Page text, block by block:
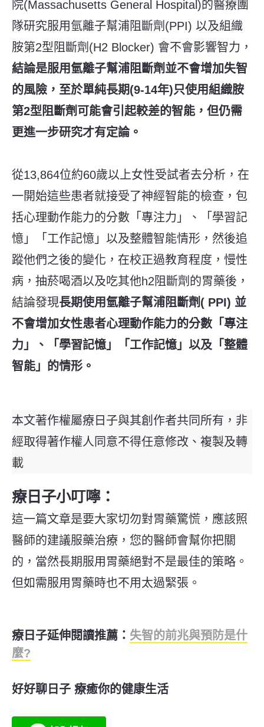
院(Massachusetts General Hospital)的醫療團
隊研究服用氫離子幫浦阻斷劑 (PPI) 以及組織
胺第2型阻斷劑 (H2 Blocker) 會不會影響智力，
結論是服用氫離子幫浦阻斷劑並不會增加失智
的風險，至於單純長期(9-14年)只使用組織胺
第2型阻斷劑可能會引起較差的智能，但仍需
更進一步研究才有定論。
從13,864位約60歲以上女性受試者去分析，在
一開始這些患者就接受了神經智能的檢查，包
括心理動作能力的分數「專注力」、「學習記
憶」「工作記憶」以及整體智能情形，然後追
蹤他們之後的變化，在校正過教育程度，慢性
病，抽菸喝酒以及吃其他h2 阻斷劑的胃藥後，
結論發現長期使用氫離子幫浦阻斷劑( PPI) 並
不會增加女性患者心理動作能力的分數「專注
力」、「學習記憶」「工作記憶」以及「整體
智能」的情形。
本文著作權屬療日子與其創作者共同所有，非
經取得著作權人同意不得任意修改、複製及轉
載
療日子小叮嚀：
這一篇文章是要大家切勿對胃藥驚慌，應該照
醫師的建議服藥治療，您的醫師會幫你把關
的，當然長期服用胃藥絕對不是最佳的策略。
但如需服用胃藥時也不用太過緊張。
療日子延伸閱讀推薦： 失智的前兆與預防是什
麼?
好好聊日子 療癒你的健康生活